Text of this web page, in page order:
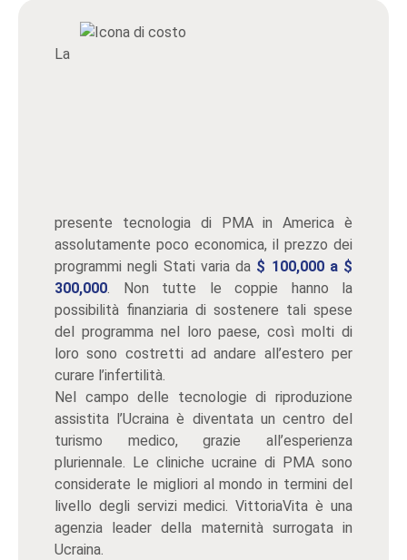
La
presente tecnologia di PMA in America è
assolutamente poco economica, il prezzo dei
programmi negli Stati varia da $ 100,000 a $
300,000. Non tutte le coppie hanno la
possibilità finanziaria di sostenere tali spese
del programma nel loro paese, così molti di
loro sono costretti ad andare all’estero per
curare l’infertilità.
Nel campo delle tecnologie di riproduzione
assistita l’Ucraina è diventata un centro del
turismo medico, grazie all’esperienza
pluriennale. Le cliniche ucraine di PMA sono
considerate le migliori al mondo in termini del
livello degli servizi medici. VittoriaVita è una
agenzia leader della maternità surrogata in
Ucraina.